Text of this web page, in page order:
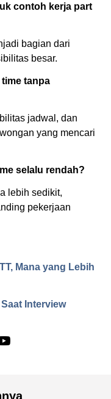
contoh kerja part
bagian dari
besar.
tanpa
jadwal, dan
yang mencari
selalu rendah?
lebih sedikit,
pekerjaan
Mana yang Lebih
Interview